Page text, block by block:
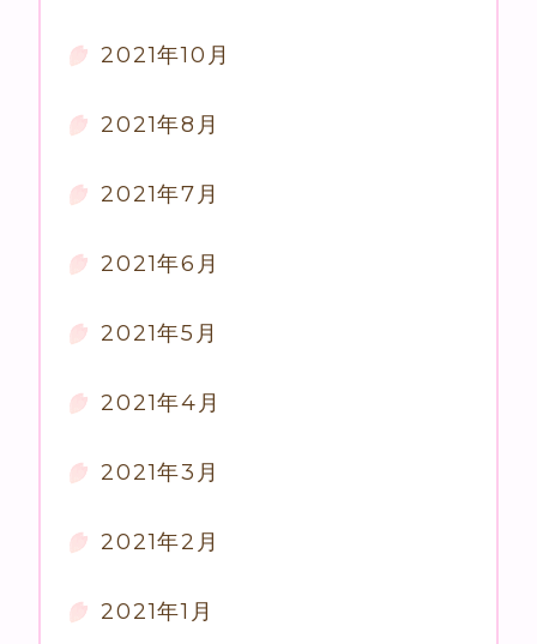
2021年10月
2021年8月
2021年7月
2021年6月
2021年5月
2021年4月
2021年3月
2021年2月
2021年1月